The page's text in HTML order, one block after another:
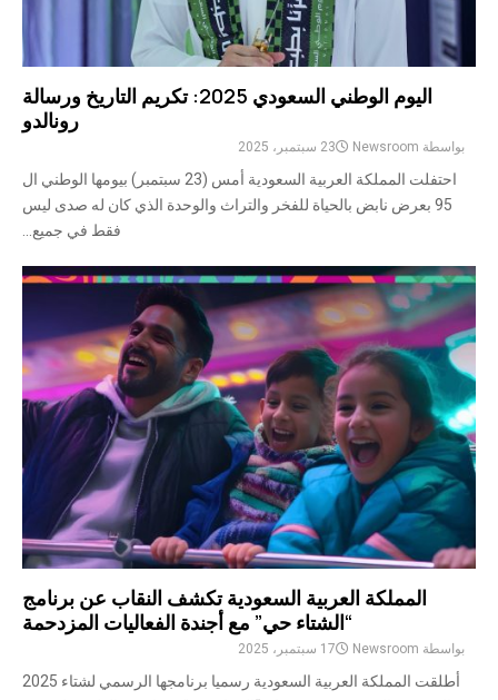
اليوم الوطني السعودي 2025: تكريم التاريخ ورسالة
رونالدو
بواسطة Newsroom 23 سبتمبر، 2025
احتفلت المملكة العربية السعودية أمس (23 سبتمبر) بيومها الوطني ال
95 بعرض نابض بالحياة للفخر والتراث والوحدة الذي كان له صدى ليس
فقط في جميع...
المملكة العربية السعودية تكشف النقاب عن برنامج
“الشتاء حي” مع أجندة الفعاليات المزدحمة
بواسطة Newsroom 17 سبتمبر، 2025
أطلقت المملكة العربية السعودية رسميا برنامجها الرسمي لشتاء 2025